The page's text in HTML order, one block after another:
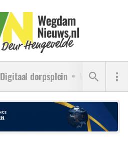
Digitaal dorpsplein Verenigingen